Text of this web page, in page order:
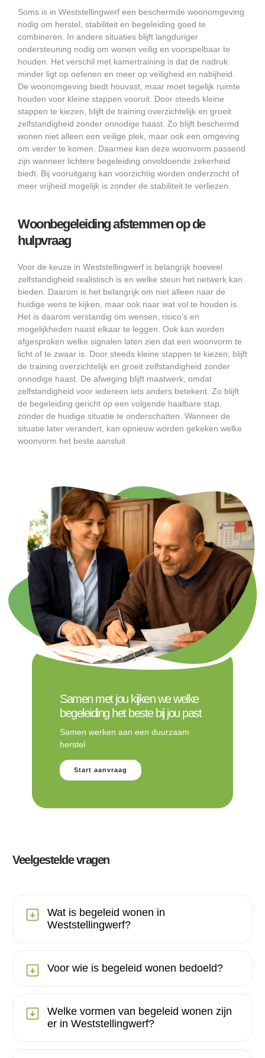
Soms is in Weststellingwerf een beschermde woonomgeving
nodig om herstel, stabiliteit en begeleiding goed te
combineren. In andere situaties blijft langduriger
ondersteuning nodig om wonen veilig en voorspelbaar te
houden. Het verschil met kamertraining is dat de nadruk
minder ligt op oefenen en meer op veiligheid en nabijheid.
De woonomgeving biedt houvast, maar moet tegelijk ruimte
houden voor kleine stappen vooruit. Door steeds kleine
stappen te kiezen, blijft de training overzichtelijk en groeit
zelfstandigheid zonder onnodige haast. Zo blijft beschermd
wonen niet alleen een veilige plek, maar ook een omgeving
om verder te komen. Daarmee kan deze woonvorm passend
zijn wanneer lichtere begeleiding onvoldoende zekerheid
biedt. Bij vooruitgang kan voorzichtig worden onderzocht of
meer vrijheid mogelijk is zonder de stabiliteit te verliezen.
Woonbegeleiding afstemmen op de
hulpvraag
Voor de keuze in Weststellingwerf is belangrijk hoeveel
zelfstandigheid realistisch is en welke steun het netwerk kan
bieden. Daarom is het belangrijk om niet alleen naar de
huidige wens te kijken, maar ook naar wat vol te houden is.
Het is daarom verstandig om wensen, risico’s en
mogelijkheden naast elkaar te leggen. Ook kan worden
afgesproken welke signalen laten zien dat een woonvorm te
licht of te zwaar is. Door steeds kleine stappen te kiezen, blijft
de training overzichtelijk en groeit zelfstandigheid zonder
onnodige haast. De afweging blijft maatwerk, omdat
zelfstandigheid voor iedereen iets anders betekent. Zo blijft
de begeleiding gericht op een volgende haalbare stap,
zonder de huidige situatie te onderschatten. Wanneer de
situatie later verandert, kan opnieuw worden gekeken welke
woonvorm het beste aansluit.
Samen met jou kijken we welke
begeleiding het beste bij jou past
Samen werken aan een duurzaam
herstel
Start aanvraag
Veelgestelde vragen
Wat is begeleid wonen in
Weststellingwerf?
Voor wie is begeleid wonen bedoeld?
Welke vormen van begeleid wonen zijn
er in Weststellingwerf?